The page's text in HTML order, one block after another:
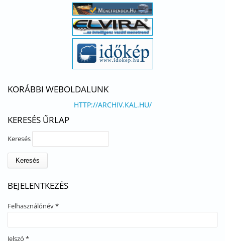
KORÁBBI WEBOLDALUNK
HTTP://ARCHIV.KAL.HU/
KERESÉS ŰRLAP
Keresés
BEJELENTKEZÉS
Felhasználónév*
Jelszó *